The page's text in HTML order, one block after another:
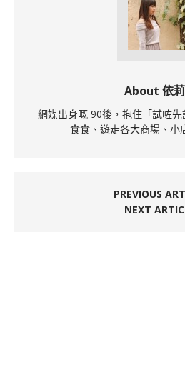
About 依
網媒出身嘅 90後，抱住「試咗
食食、遊走各大商場、小
PREVIOUS
NEXT